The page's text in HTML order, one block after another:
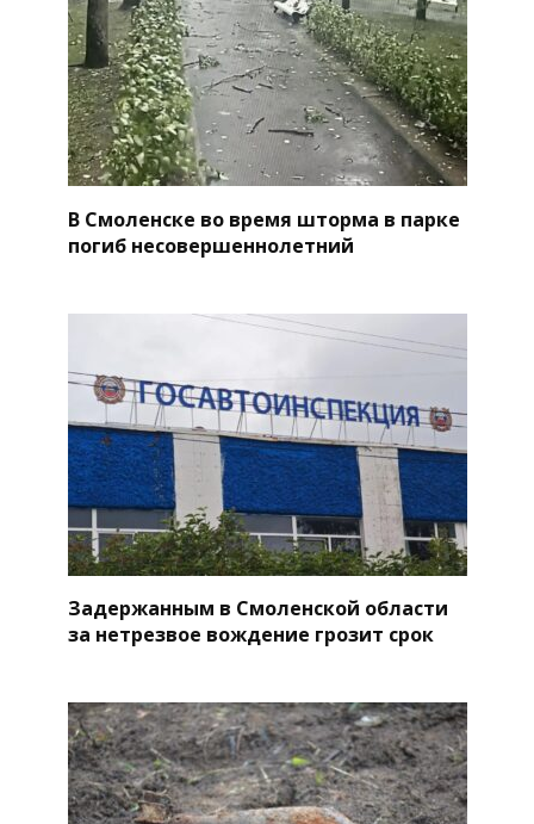
В Смоленске во время шторма в парке
погиб несовершеннолетний
Задержанным в Смоленской области
за нетрезвое вождение грозит срок